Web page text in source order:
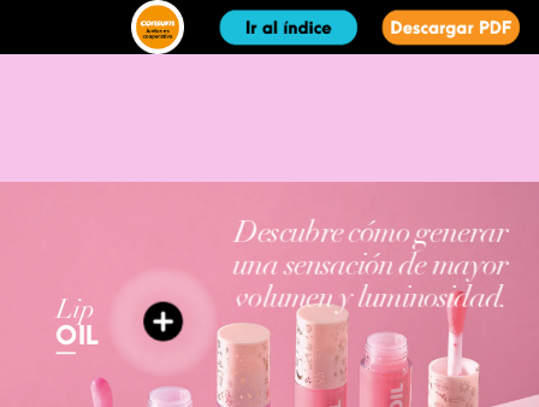
Lip
OIL
Descubrecómogenerar
unasensacióndemayor
volumenyluminosidad.